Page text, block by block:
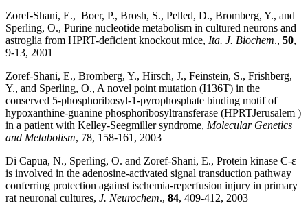
Zoref-Shani, E., Boer, P., Brosh, S., Pelled, D., Bromberg, Y., and
Sperling, O., Purine nucleotide metabolism in cultured neurons and
astroglia from HPRT-deficient knockout mice, Ita. J. Biochem., 50,
9-13, 2001
Zoref-Shani, E., Bromberg, Y., Hirsch, J., Feinstein, S., Frishberg,
Y., and Sperling, O., A novel point mutation (I136T) in the
conserved 5-phosphoribosyl-1-pyrophosphate binding motif of
hypoxanthine-guanine phosphoribosyltransferase (HPRTJerusalem )
in a patient with Kelley-Seegmiller syndrome, Molecular Genetics
and Metabolism, 78, 158-161, 2003
Di Capua, N., Sperling, O. and Zoref-Shani, E., Protein kinase C-ε
is involved in the adenosine-activated signal transduction pathway
conferring protection against ischemia-reperfusion injury in primary
rat neuronal cultures, J. Neurochem., 84, 409-412, 2003